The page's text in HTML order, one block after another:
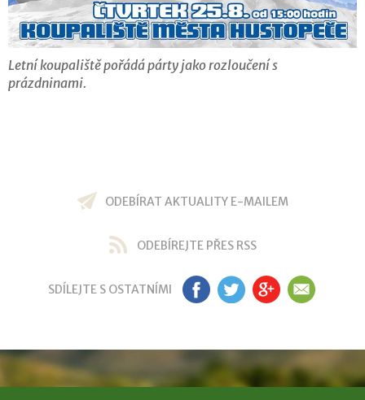
Letní koupaliště pořádá párty jako rozloučení s
prázdninami.
ODEBÍRAT AKTUALITY E-MAILEM
ODEBÍREJTE PŘES RSS
SDÍLEJTE S OSTATNÍMI FB TW GP EM